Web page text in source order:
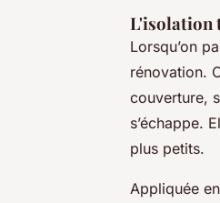
L'isolation
Lorsqu’on
rénovation.
couverture,
s’échappe.
plus petits.
Appliquée